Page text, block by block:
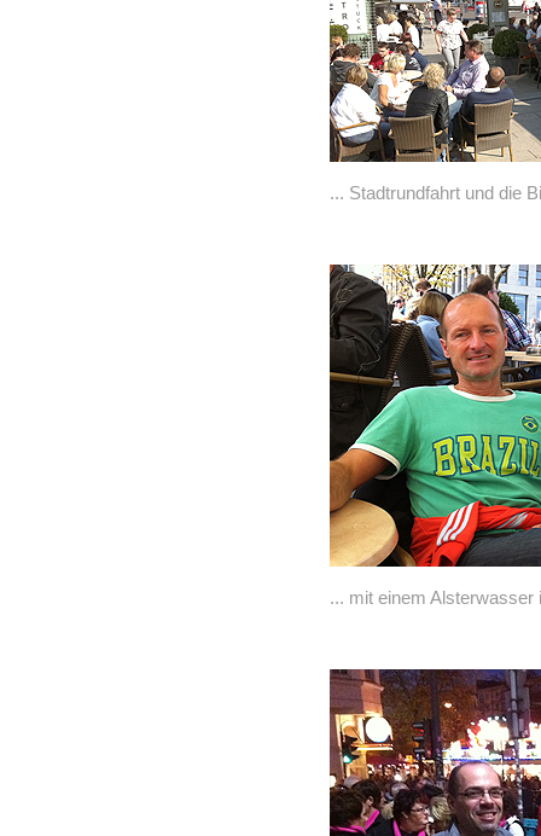
... Stadtrundfahrt und die
... mit einem Alsterwasser